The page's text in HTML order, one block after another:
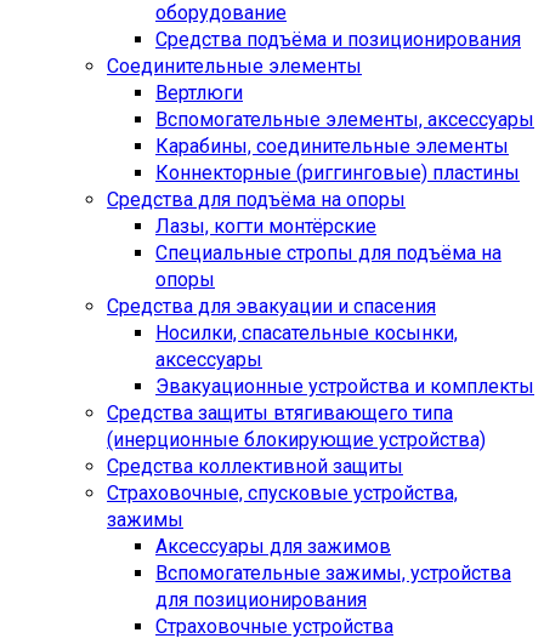
оборудование
Средства подъёма и позиционирования
Соединительные элементы
Вертлюги
Вспомогательные элементы, аксессуары
Карабины, соединительные элементы
Коннекторные (риггинговые) пластины
Средства для подъёма на опоры
Лазы, когти монтёрские
Специальные стропы для подъёма на
опоры
Средства для эвакуации и спасения
Носилки, спасательные косынки,
аксессуары
Эвакуационные устройства и комплекты
Средства защиты втягивающего типа
(инерционные блокирующие устройства)
Средства коллективной защиты
Страховочные, спусковые устройства,
зажимы
Аксессуары для зажимов
Вспомогательные зажимы, устройства
для позиционирования
Страховочные устройства